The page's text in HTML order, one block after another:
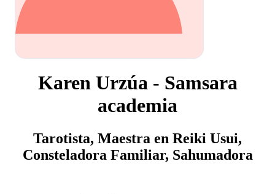
Karen Urzúa - Samsara
academia
Tarotista, Maestra en Reiki Usui,
Consteladora Familiar, Sahumadora